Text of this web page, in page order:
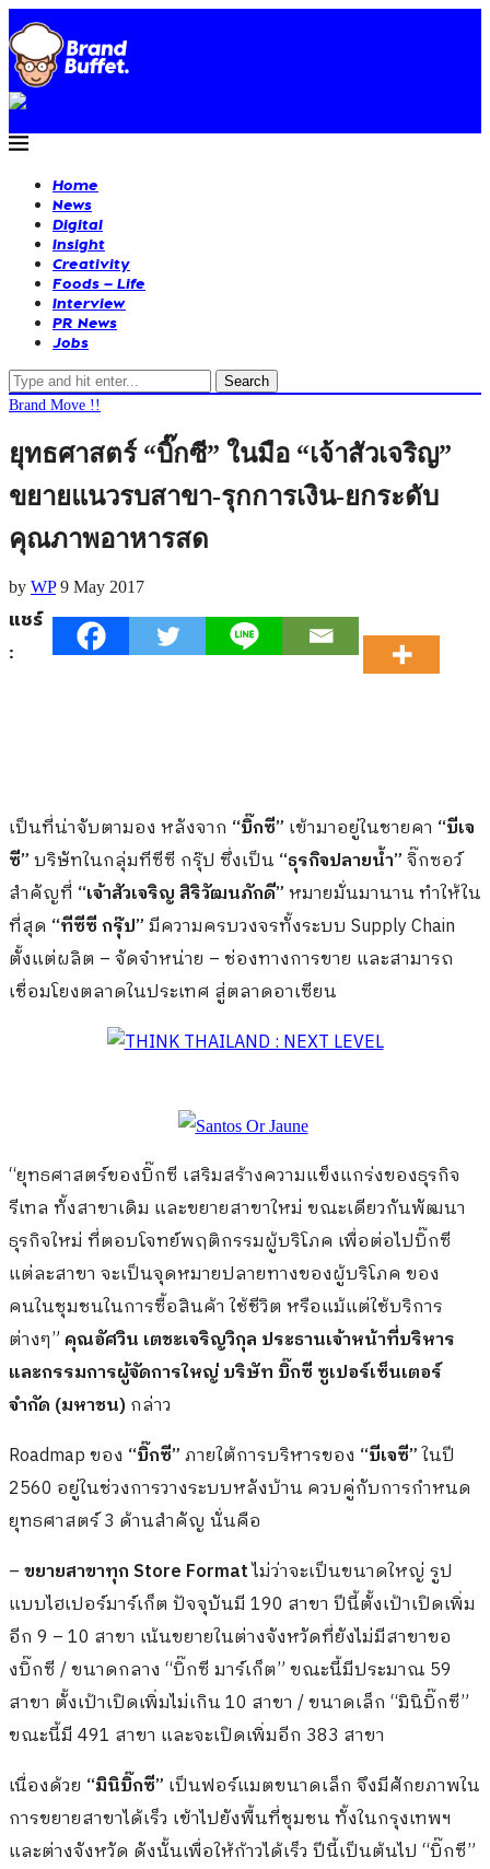
Home
News
Digital
Insight
Creativity
Foods – Life
Interview
PR News
Jobs
Search
Brand Move !!
ยุทธศาสตร์ “บิ๊กซี” ในมือ “เจ้าสัวเจริญ”
ขยายแนวรบสาขา-รุกการเงิน-ยกระดับ
คุณภาพอาหารสด
by WP 9 May 2017
แชร์
:
เป็นที่น่าจับตามอง หลังจาก “บิ๊กซี” เข้ามาอยู่ในชายคา “บีเจ
ซี”บริษัทในกลุ่มทีซีซี กรุ๊ป ซึ่งเป็น “ธุรกิจปลายน้ำ”จิ๊กซอว์
สำคัญที่ “เจ้าสัวเจริญ สิริวัฒนภักดี”หมายมั่นมานาน ทำให้ใน
ที่สุด “ทีซีซี กรุ๊ป”มีความครบวงจรทั้งระบบ Supply Chain
ตั้งแต่ผลิต – จัดจำหน่าย – ช่องทางการขาย และสามารถ
เชื่อมโยงตลาดในประเทศ สู่ตลาดอาเซียน
“ยุทธศาสตร์ของบิ๊กซี เสริมสร้างความแข็งแกร่งของธุรกิจ
รีเทล ทั้งสาขาเดิม และขยายสาขาใหม่ ขณะเดียวกันพัฒนา
ธุรกิจใหม่ ที่ตอบโจทย์พฤติกรรมผู้บริโภค เพื่อต่อไปบิ๊กซี
แต่ละสาขา จะเป็นจุดหมายปลายทางของผู้บริโภค ของ
คนในชุมชนในการซื้อสินค้า ใช้ชีวิต หรือแม้แต่ใช้บริการ
ต่างๆ” คุณอัศวิน เตชะเจริญวิกุล ประธานเจ้าหน้าที่บริหาร
และกรรมการผู้จัดการใหญ่ บริษัท บิ๊กซี ซูเปอร์เซ็นเตอร์
จำกัด (มหาชน)กล่าว
Roadmap ของ “บิ๊กซี”ภายใต้การบริหารของ “บีเจซี”ในปี
2560 อยู่ในช่วงการวางระบบหลังบ้าน ควบคู่กับการกำหนด
ยุทธศาสตร์ 3 ด้านสำคัญ นั่นคือ
–ขยายสาขาทุก Store Formatไม่ว่าจะเป็นขนาดใหญ่ รูป
แบบไฮเปอร์มาร์เก็ต ปัจจุบันมี 190 สาขา ปีนี้ตั้งเป้าเปิดเพิ่ม
อีก 9 – 10 สาขา เน้นขยายในต่างจังหวัดที่ยังไม่มีสาขาขอ
งบิ๊กซี / ขนาดกลาง “บิ๊กซี มาร์เก็ต” ขณะนี้มีประมาณ 59
สาขา ตั้งเป้าเปิดเพิ่มไม่เกิน 10 สาขา / ขนาดเล็ก “มินิบิ๊กซี”
ขณะนี้มี 491 สาขา และจะเปิดเพิ่มอีก 383 สาขา
เนื่องด้วย “มินิบิ๊กซี” เป็นฟอร์แมตขนาดเล็ก จึงมีศักยภาพใน
การขยายสาขาได้เร็ว เข้าไปยังพื้นที่ชุมชน ทั้งในกรุงเทพฯ
และต่างจังหวัด ดังนั้นเพื่อให้ก้าวได้เร็ว ปีนี้เป็นต้นไป “บิ๊กซี”